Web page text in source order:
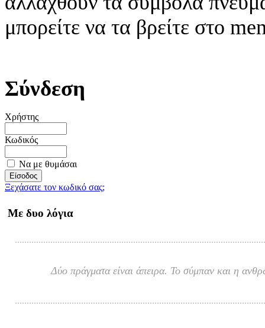
μπορείτε να τα βρείτε στο
Σύνδεση
Χρήστης
Κωδικός
Να με θυμάσαι
Ξεχάσατε τον κωδικό σας;
Με δυο λόγια
Δύο πράγματα είναι άπειρα. Το σύμπαν και η